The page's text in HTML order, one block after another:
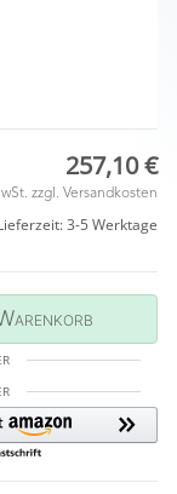
257,10 €
zzgl. Versandkosten
3-5 Werktage